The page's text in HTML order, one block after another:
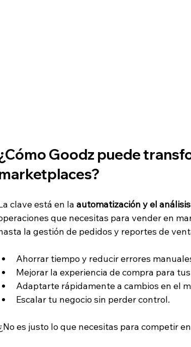
Goodz puede
clave está en la automatización y el
que necesitas para vender en
la gestión de pedidos y reportes de
Ahorrar tiempo y reducir errores
Mejorar la experiencia de compra para
Adaptarte rápidamente a cambios en el
Escalar tu negocio sin perder control.
es justo lo que necesitas para competir